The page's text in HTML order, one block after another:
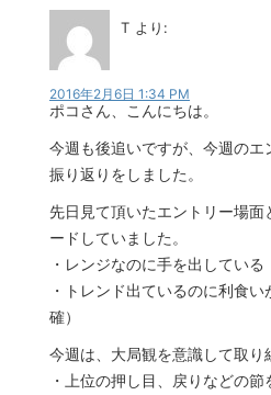
T より:
2016年2月6日 1:34 PM
ポコさん、こんにちは。
今週も後追いですが、今週のエ
振り返りをしました。
先日見て頂いたエントリー場面
ードしていました。
・レンジなのに手を出している
・トレンド出ているのに利食
確）
今週は、大局観を意識して取り
・上位の押し目、戻りなどの節